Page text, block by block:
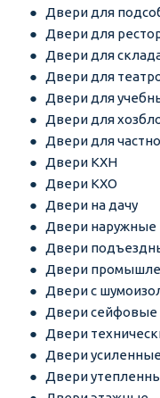
Двери для
Двери для
Двери для
Двери для
Двери для
Двери для
Двери для
Двери КХН
Двери КХО
Двери на дачу
Двери наружные
Двери
Двери
Двери с
Двери сейфовые
Двери
Двери
Двери